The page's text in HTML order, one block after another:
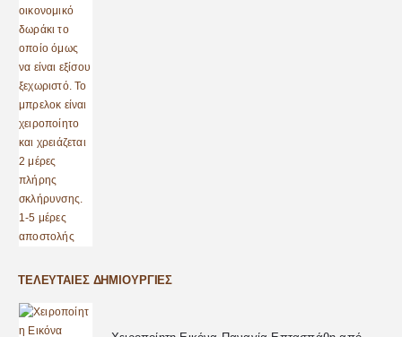
ΤΕΛΕΥΤΑΊΕΣ ΔΗΜΙΟΥΡΓΊΕΣ